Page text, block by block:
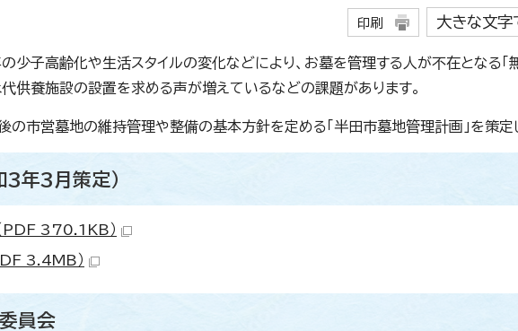
印刷 大きな文字
少子高齢化や生活スタイルの変化などにより、お墓を管理する人が不在となる「
供養施設の設置を求める声が増えているなどの課題があります。
の市営墓地の維持管理や整備の基本方針を定める「半田市墓地管理計画」を策定
3年3月策定）
PDF 370.1KB）
3.4MB）
員会